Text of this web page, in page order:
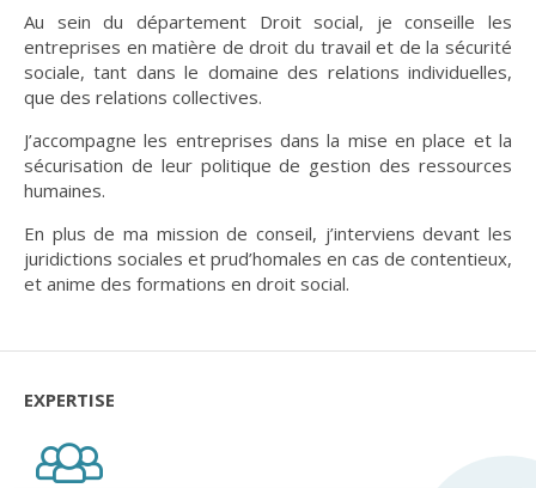
Au sein du département Droit social, je conseille les
entreprises en matière de droit du travail et de la sécurité
sociale, tant dans le domaine des relations individuelles,
que des relations collectives.
J’accompagne les entreprises dans la mise en place et la
sécurisation de leur politique de gestion des ressources
humaines.
En plus de ma mission de conseil, j’interviens devant les
juridictions sociales et prud’homales en cas de contentieux,
et anime des formations en droit social.
EXPERTISE